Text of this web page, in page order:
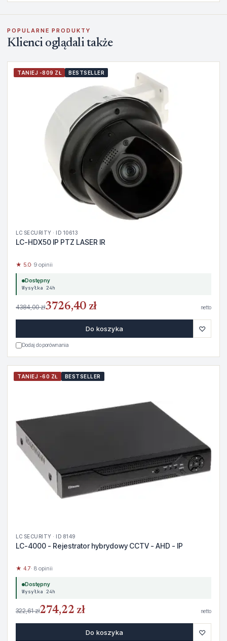
POPULARNE PRODUKTY
Klienci oglądali także
TANIEJ -809 ZŁ BESTSELLER
LC SECURITY · ID 10613
LC-HDX50 IP PTZ LASER IR
★ 5.0· 9 opinii
Dostępny
Wysyłka 24h
4384,00 zł3726,40 zł netto
Do koszyka ♡
Dodaj do porównania
TANIEJ -60 ZŁ BESTSELLER
LC SECURITY · ID 8149
LC-4000 - Rejestrator hybrydowy CCTV - AHD - IP
★ 4.7· 8 opinii
Dostępny
Wysyłka 24h
322,61 zł274,22 zł netto
Do koszyka ♡